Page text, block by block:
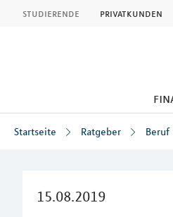
studierende privatkunden
Startseite Ratgeber Beruf
15.08.2019